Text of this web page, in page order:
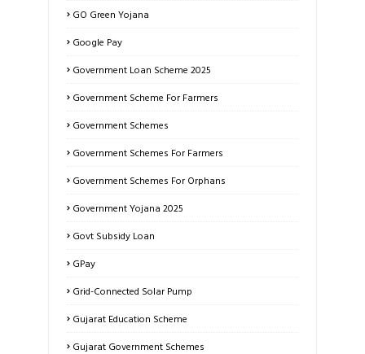
GO Green Yojana
Google Pay
Government Loan Scheme 2025
Government Scheme For Farmers
Government Schemes
Government Schemes For Farmers
Government Schemes For Orphans
Government Yojana 2025
Govt Subsidy Loan
GPay
Grid-Connected Solar Pump
Gujarat Education Scheme
Gujarat Government Schemes